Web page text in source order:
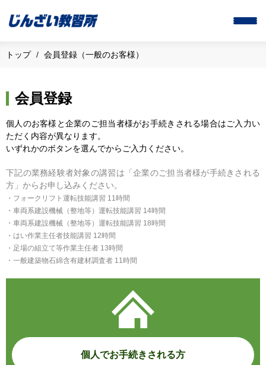
トップ 会員登録（一般のお客様）
会員登録
個人のお客様と企業のご担当者様がお手続きされる場合はご入力い
ただく内容が異なります。
いずれかのボタンを選んでからご入力ください。
下記の業務経験者対象の講習は「企業のご担当者様が手続きされる
方」からお申し込みください。
・フォークリフト運転技能講習 11時間
・車両系建設機械（整地等）運転技能講習 14時間
・車両系建設機械（整地等）運転技能講習 18時間
・はい作業主任者技能講習 12時間
・足場の組立て等作業主任者 13時間
・一般建築物石綿含有建材調査者 11時間
個人でお手続きされる方